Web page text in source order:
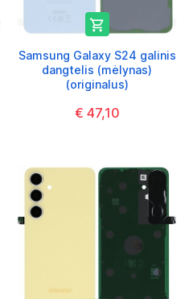

Samsung Galaxy S24 galinis
dangtelis (mėlynas)
(originalus)
€ 47,10